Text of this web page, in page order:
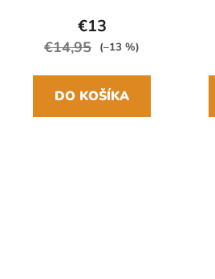
€13
€14,95 (–13 %)
DO KOŠÍKA